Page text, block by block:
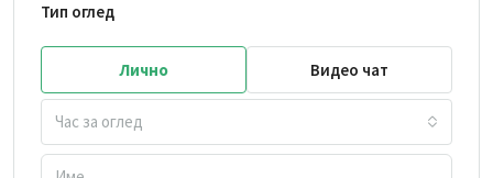
Тип оглед
Лично Видео чат
Час за оглед